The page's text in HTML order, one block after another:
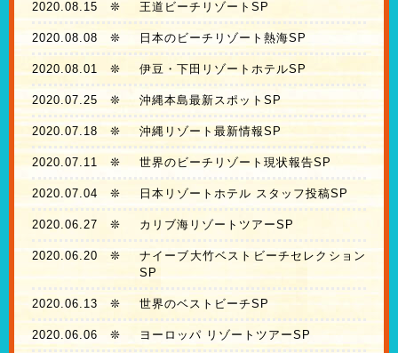
2020.08.15 ❊ 王道ビーチリゾートSP
2020.08.08 ❊ 日本のビーチリゾート熱海SP
2020.08.01 ❊ 伊豆・下田リゾートホテルSP
2020.07.25❊ 沖縄本島最新スポットSP
2020.07.18❊ 沖縄リゾート最新情報SP
2020.07.11 ❊ 世界のビーチリゾート現状報告SP
2020.07.04 ❊ 日本リゾートホテル スタッフ投稿SP
2020.06.27 ❊ カリブ海リゾートツアーSP
2020.06.20 ❊
ナイーブ大竹ベストビーチセレクション
SP
2020.06.13 ❊ 世界のベストビーチSP
2020.06.06 ❊ ヨーロッパ リゾートツアーSP